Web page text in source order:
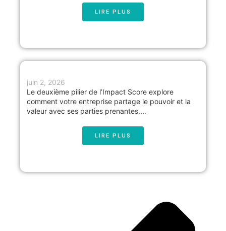
LIRE PLUS
juin 2, 2026
Le deuxième pilier de l’Impact Score explore
comment votre entreprise partage le pouvoir et la
valeur avec ses parties prenantes....
LIRE PLUS